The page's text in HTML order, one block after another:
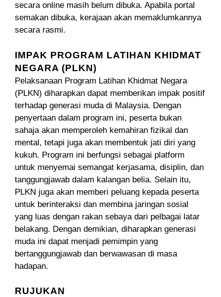
secara online masih belum dibuka. Apabila portal
semakan dibuka, kerajaan akan memaklumkannya
secara rasmi.
IMPAK PROGRAM LATIHAN KHIDMAT
NEGARA (PLKN)
Pelaksanaan Program Latihan Khidmat Negara
(PLKN) diharapkan dapat memberikan impak positif
terhadap generasi muda di Malaysia. Dengan
penyertaan dalam program ini, peserta bukan
sahaja akan memperoleh kemahiran fizikal dan
mental, tetapi juga akan membentuk jati diri yang
kukuh. Program ini berfungsi sebagai platform
untuk menyemai semangat kerjasama, disiplin, dan
tanggungjawab dalam kalangan belia. Selain itu,
PLKN juga akan memberi peluang kepada peserta
untuk berinteraksi dan membina jaringan sosial
yang luas dengan rakan sebaya dari pelbagai latar
belakang. Dengan demikian, diharapkan generasi
muda ini dapat menjadi pemimpin yang
bertanggungjawab dan berwawasan di masa
hadapan.
RUJUKAN